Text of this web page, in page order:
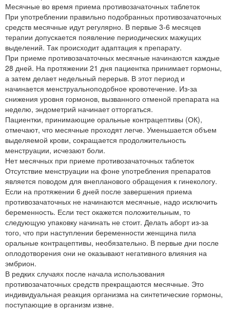
Месячные во время приема противозачаточных таблеток
При употреблении правильно подобранных противозачаточных
средств месячные идут регулярно. В первые 3-6 месяцев
терапии допускается появление периодических мажущих
выделений. Так происходит адаптация к препарату.
При приеме противозачаточных месячные начинаются каждые
28 дней. На протяжении 21 дня пациентка принимает гормоны,
а затем делает недельный перерыв. В этот период и
начинается менструальноподобное кровотечение. Из-за
снижения уровня гормонов, вызванного отменой препарата на
неделю, эндометрий начинает отторгаться.
Пациентки, принимающие оральные контрацептивы (ОК),
отмечают, что месячные проходят легче. Уменьшается объем
выделяемой крови, сокращается продолжительность
менструации, исчезают боли.
Нет месячных при приеме противозачаточных таблеток
Отсутствие менструации на фоне употребления препаратов
является поводом для внепланового обращения к гинекологу.
Если на протяжении 6 дней после завершения приема
противозачаточных не начинаются месячные, надо исключить
беременность. Если тест окажется положительным, то
следующую упаковку начинать не стоит. Делать аборт из-за
того, что при наступлении беременности женщина пила
оральные контрацептивы, необязательно. В первые дни после
оплодотворения они не оказывают негативного влияния на
эмбрион.
В редких случаях после начала использования
противозачаточных средств прекращаются месячные. Это
индивидуальная реакция организма на синтетические гормоны,
поступающие в организм извне.